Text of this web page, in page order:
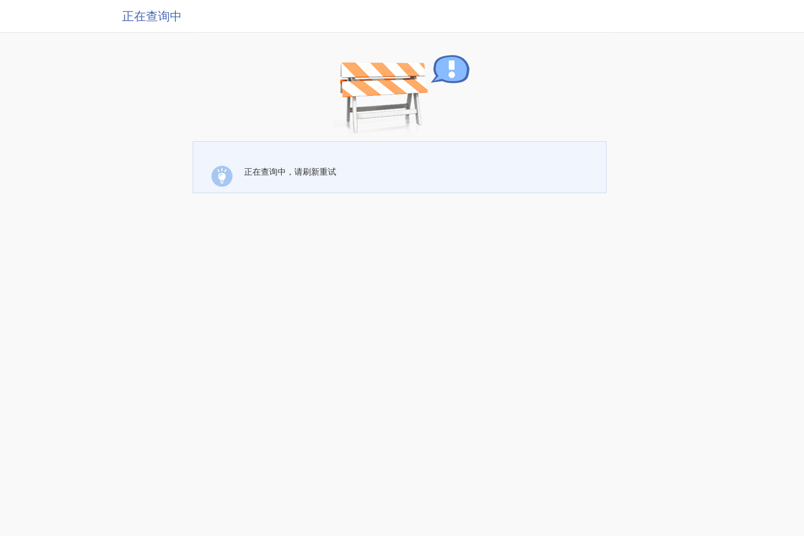
正在查询中
正在查询中，请刷新重试